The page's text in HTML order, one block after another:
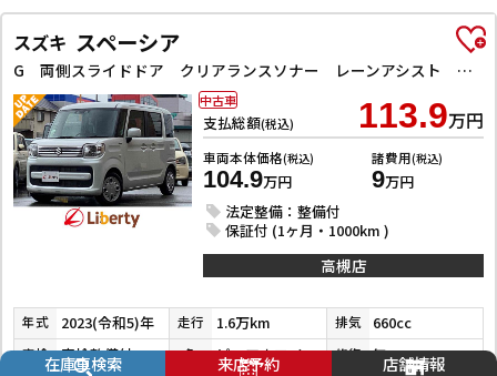
スズキ スペーシア
G 両側スライドドア クリアランスソナー レーンアシスト 衝突被害軽減システム オートライト スマートキー アイドリングストップ 電動格納ミラー ベンチシート CVT ESC エアコン パワーステアリング
支払総額(税込) 113.9万円
車両本体価格(税込)
104.9万円
諸費用(税込)
9万円
法定整備：整備付
保証付 (1ヶ月・1000km )
中古車
高槻店
年式 2023(令和5)年 走行 1.6万km 排気 660cc
車検 車検整備付 色 ピュアホワイトパール 修復 無
在庫車検索 来店予約 店舗情報